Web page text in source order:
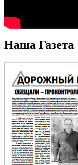
Наша Газета